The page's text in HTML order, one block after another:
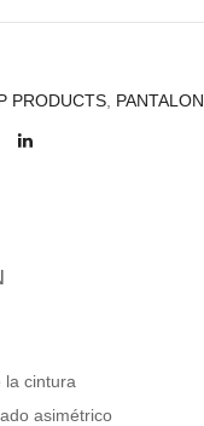
PRODUCTS
la cintura
asimétrico